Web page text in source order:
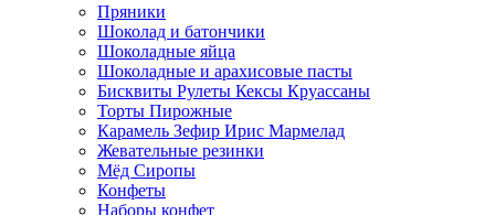
Пряники
Шоколад и батончики
Шоколадные яйца
Шоколадные и арахисовые пасты
Бисквиты Рулеты Кексы Круассаны
Торты Пирожные
Карамель Зефир Ирис Мармелад
Жевательные резинки
Мёд Сиропы
Конфеты
Наборы конфет